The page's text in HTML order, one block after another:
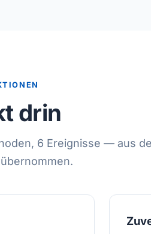
drin
6 Ereignisse — aus